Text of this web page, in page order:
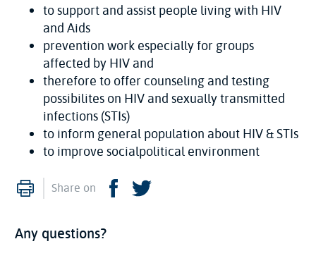
to support and assist people living with HIV
and Aids
prevention work especially for groups
affected by HIV and
therefore to offer counseling and testing
possibilites on HIV and sexually transmitted
infections (STIs)
to inform general population about HIV & STIs
to improve socialpolitical environment
Print
Share on Facebook
Any questions?